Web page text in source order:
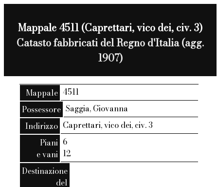
Mappale 4511 (Caprettari, vico dei, civ. 3)
Catasto fabbricati del Regno d'Italia (agg.
1907)
Mappale 4511
Possessore Saggia, Giovanna
Indirizzo Caprettari, vico dei, civ. 3
Piani
e vani
6
12
Destinazione
del